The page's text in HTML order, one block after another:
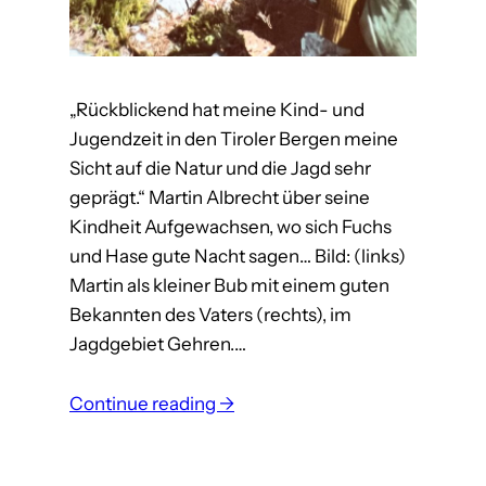
„Rückblickend hat meine Kind- und
Jugendzeit in den Tiroler Bergen meine
Sicht auf die Natur und die Jagd sehr
geprägt.“ Martin Albrecht über seine
Kindheit Aufgewachsen, wo sich Fuchs
und Hase gute Nacht sagen… Bild: (links)
Martin als kleiner Bub mit einem guten
Bekannten des Vaters (rechts), im
Jagdgebiet Gehren.…
Continue reading →: